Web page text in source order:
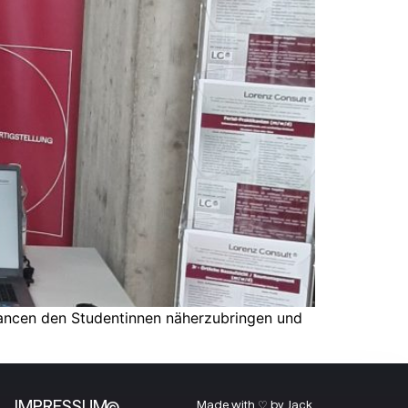
den Studentinnen näherzubringen und
Made with ♡ by Jack